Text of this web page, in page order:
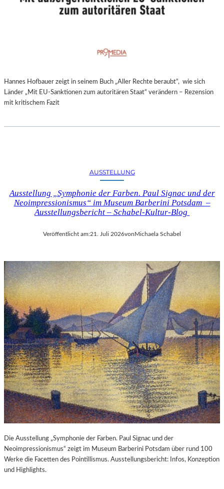
Hannes Hofbauer zeigt in seinem Buch „Aller Rechte beraubt“, wie sich
Länder „Mit EU-Sanktionen zum autoritären Staat“ verändern – Rezension
mit kritischem Fazit
AUSSTELLUNG
Ausstellung „Symphonie der Farben. Paul Signac und der
Neoimpressionismus“ im Museum Barberini Potsdam –
Ausstellungsbericht – Schabel-Kultur-Blog
Veröffentlicht am:21. Juli 2026vonMichaela Schabel
Die Ausstellung „Symphonie der Farben. Paul Signac und der
Neoimpressionismus“ zeigt im Museum Barberini Potsdam über rund 100
Werke die Facetten des Pointillismus. Ausstellungsbericht: Infos, Konzeption
und Highlights.